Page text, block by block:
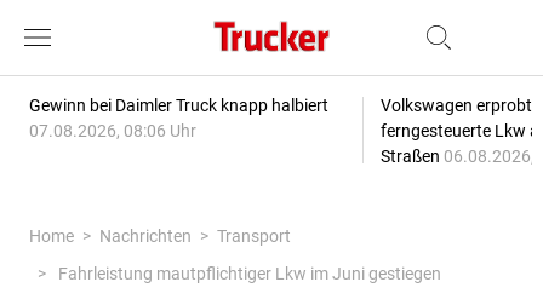
Gewinn bei Daimler Truck knapp halbiert
07.08.2026, 08:06 Uhr
Volkswagen erprobt
ferngesteuerte Lkw
Straßen 06.08.2026,
Home Nachrichten
Transport
Fahrleistung mautpflichtiger Lkw im Juni gestiegen